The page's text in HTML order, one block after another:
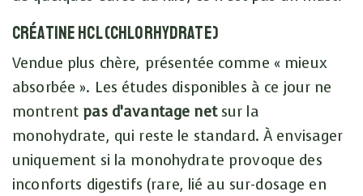
Créatine HCl (chlorhydrate)
Vendue plus chère, présentée comme « mieux
absorbée ». Les études disponibles à ce jour ne
montrent pas d’avantage netsur la
monohydrate, qui reste le standard. À envisager
uniquement si la monohydrate provoque des
inconforts digestifs (rare, lié au sur-dosage en